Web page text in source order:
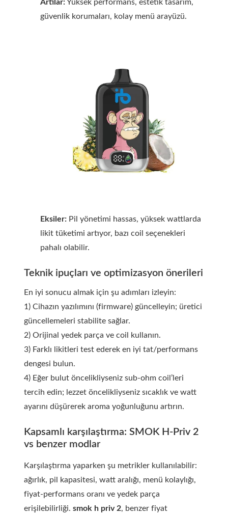
Artılar:Yüksek performans, estetik tasarım,
güvenlik korumaları, kolay menü arayüzü.
Eksiler: Pil yönetimi hassas, yüksek wattlarda
likit tüketimi artıyor, bazı coil seçenekleri
pahalı olabilir.
Teknik ipuçları ve optimizasyon önerileri
En iyi sonucu almak için şu adımları izleyin:
1) Cihazın yazılımını (firmware) güncelleyin; üretici
güncellemeleri stabilite sağlar.
2) Orijinal yedek parça ve coil kullanın.
3) Farklı likitleri test ederek en iyi tat/performans
dengesi bulun.
4) Eğer bulut öncelikliyseniz sub-ohm coil’leri
tercih edin; lezzet öncelikliyseniz sıcaklık ve watt
ayarını düşürerek aroma yoğunluğunu artırın.
Kapsamlı karşılaştırma: SMOK H-Priv 2
vs benzer modlar
Karşılaştırma yaparken şu metrikler kullanılabilir:
ağırlık, pil kapasitesi, watt aralığı, menü kolaylığı,
fiyat-performans oranı ve yedek parça
erişilebilirliği. smok h priv 2, benzer fiyat